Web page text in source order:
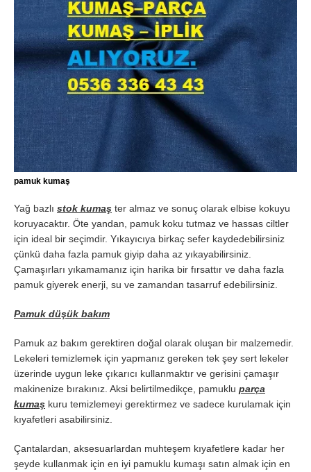
pamuk kumaş
Yağ bazlı stok kumaş ter almaz ve sonuç olarak elbise kokuyu
koruyacaktır. Öte yandan, pamuk koku tutmaz ve hassas ciltler
için ideal bir seçimdir. Yıkayıcıya birkaç sefer kaydedebilirsiniz
çünkü daha fazla pamuk giyip daha az yıkayabilirsiniz.
Çamaşırları yıkamamanız için harika bir fırsattır ve daha fazla
pamuk giyerek enerji, su ve zamandan tasarruf edebilirsiniz.
Pamuk düşük bakım
Pamuk az bakım gerektiren doğal olarak oluşan bir malzemedir.
Lekeleri temizlemek için yapmanız gereken tek şey sert lekeler
üzerinde uygun leke çıkarıcı kullanmaktır ve gerisini çamaşır
makinenize bırakınız. Aksi belirtilmedikçe, pamuklu parça
kumaş kuru temizlemeyi gerektirmez ve sadece kurulamak için
kıyafetleri asabilirsiniz.
Çantalardan, aksesuarlardan muhteşem kıyafetlere kadar her
şeyde kullanmak için en iyi pamuklu kumaşı satın almak için en